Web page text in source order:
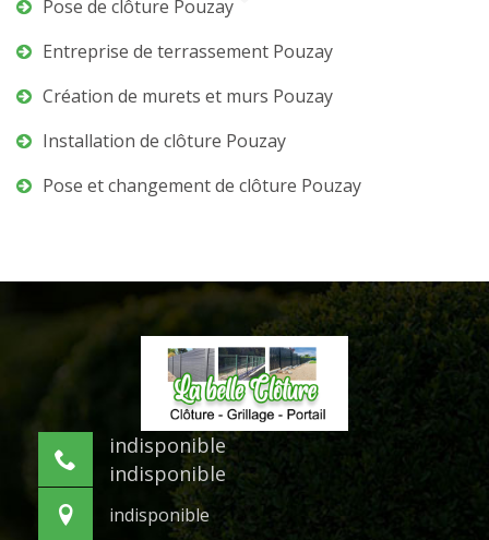
Pose de clôture Pouzay
Entreprise de terrassement Pouzay
Création de murets et murs Pouzay
Installation de clôture Pouzay
Pose et changement de clôture Pouzay
indisponible
indisponible
indisponible